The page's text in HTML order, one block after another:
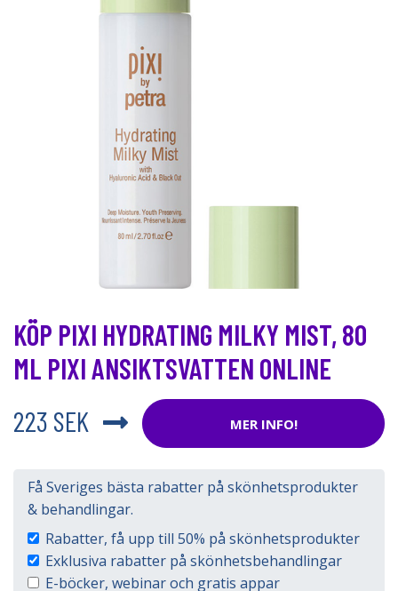
KÖP PIXI HYDRATING MILKY MIST, 80
ML PIXI ANSIKTSVATTEN ONLINE
223 SEK
MER INFO!
Få Sveriges bästa rabatter på skönhetsprodukter
& behandlingar.
Rabatter, få upp till 50% på skönhetsprodukter
Exklusiva rabatter på skönhetsbehandlingar
E-böcker, webinar och gratis appar